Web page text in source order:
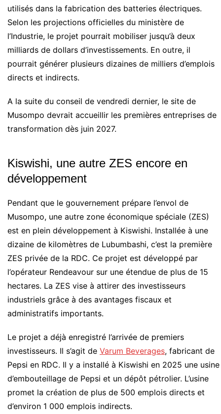
utilisés dans la fabrication des batteries électriques.
Selon les projections officielles du ministère de
l’Industrie, le projet pourrait mobiliser jusqu’à deux
milliards de dollars d’investissements. En outre, il
pourrait générer plusieurs dizaines de milliers d’emplois
directs et indirects.
A la suite du conseil de vendredi dernier, le site de
Musompo devrait accueillir les premières entreprises de
transformation dès juin 2027.
Kiswishi, une autre ZES encore en
développement
Pendant que le gouvernement prépare l’envol de
Musompo, une autre zone économique spéciale (ZES)
est en plein développement à Kiswishi. Installée à une
dizaine de kilomètres de Lubumbashi, c’est la première
ZES privée de la RDC. Ce projet est développé par
l’opérateur Rendeavour sur une étendue de plus de 15
hectares. La ZES vise à attirer des investisseurs
industriels grâce à des avantages fiscaux et
administratifs importants.
Le projet a déjà enregistré l’arrivée de premiers
investisseurs. Il s’agit de Varum Beverages, fabricant de
Pepsi en RDC. Il y a installé à Kiswishi en 2025 une usine
d’embouteillage de Pepsi et un dépôt pétrolier. L’usine
promet la création de plus de 500 emplois directs et
d’environ 1 000 emplois indirects.